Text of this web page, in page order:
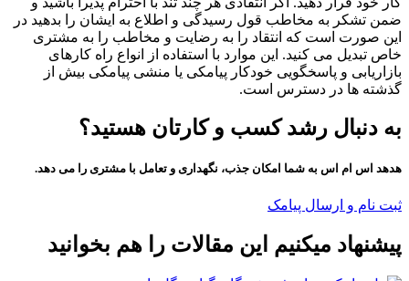
ضمن تشکر به مخاطب قول رسیدگی و اطلاع به ایشان را بدهید در
این صورت است که انتقاد را به رضایت و مخاطب را به مشتری
خاص تبدیل می کنید. این موارد با استفاده از انواع راه کارهای
بازاریابی و پاسخگویی خودکار پیامکی یا منشی پیامکی بیش از
گذشته ها در دسترس است.
به دنبال رشد کسب و کارتان هستید؟
هدهد اس ام اس به شما امکان جذب، نگهداری و تعامل با مشتری را می دهد.
ثبت نام و ارسال پیامک
پیشنهاد میکنیم این مقالات را هم بخوانید